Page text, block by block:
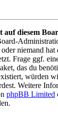
auf diesem
niemand
Frage ggf.
das du
würden
Weitere
phpBB Limited